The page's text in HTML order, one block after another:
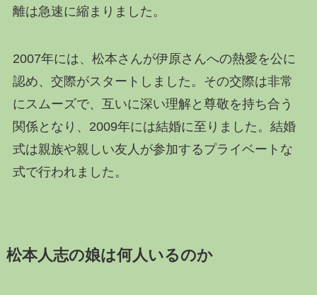
離は急速に縮まりました。
2007年には、松本さんが伊原さんへの熱愛を公に
認め、交際がスタートしました。その交際は非常
にスムーズで、互いに深い理解と尊敬を持ち合う
関係となり、2009年には結婚に至りました。結婚
式は親族や親しい友人が参加するプライベートな
式で行われました。
松本人志の娘は何人いるのか